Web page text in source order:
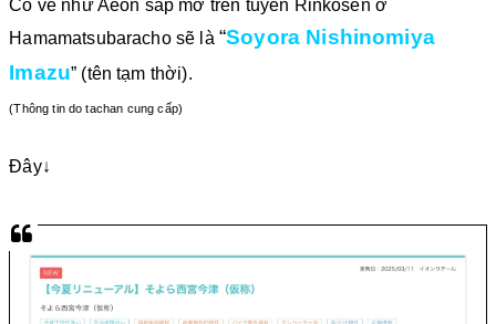
Có vẻ như Aeon sắp mở trên tuyến Rinkosen ở
Hamamatsubaracho sẽ là “Soyora Nishinomiya
Imazu” (tên tạm thời).
(Thông tin do tachan cung cấp)
Đây↓